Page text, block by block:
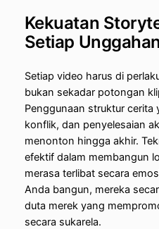
Kekuatan
Setiap Unggahan
Setiap video harus di
bukan sekadar potongan
Penggunaan struktur cerita
konflik, dan penyelesaian
menonton hingga akhir.
efektif dalam membangun
merasa terlibat secara
Anda bangun, mereka
duta merek yang
secara sukarela.